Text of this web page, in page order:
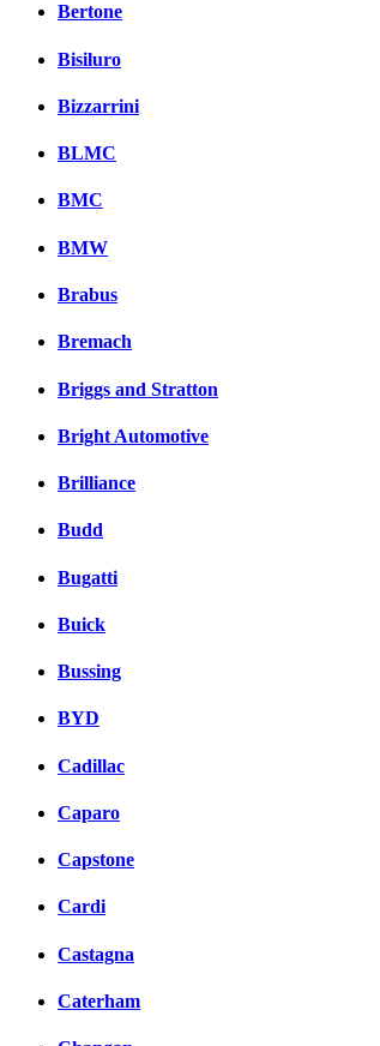
Bertone
Bisiluro
Bizzarrini
BLMC
BMC
BMW
Brabus
Bremach
Briggs and Stratton
Bright Automotive
Brilliance
Budd
Bugatti
Buick
Bussing
BYD
Cadillac
Caparo
Capstone
Cardi
Castagna
Caterham